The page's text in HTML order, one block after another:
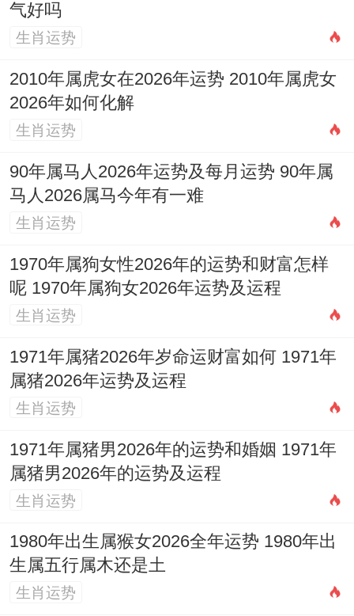
气好吗
生肖运势
2010年属虎女在2026年运势 2010年属虎女
2026年如何化解
生肖运势
90年属马人2026年运势及每月运势 90年属
马人2026属马今年有一难
生肖运势
1970年属狗女性2026年的运势和财富怎样
呢 1970年属狗女2026年运势及运程
生肖运势
1971年属猪2026年岁命运财富如何 1971年
属猪2026年运势及运程
生肖运势
1971年属猪男2026年的运势和婚姻 1971年
属猪男2026年的运势及运程
生肖运势
1980年出生属猴女2026全年运势 1980年出
生属五行属木还是土
生肖运势